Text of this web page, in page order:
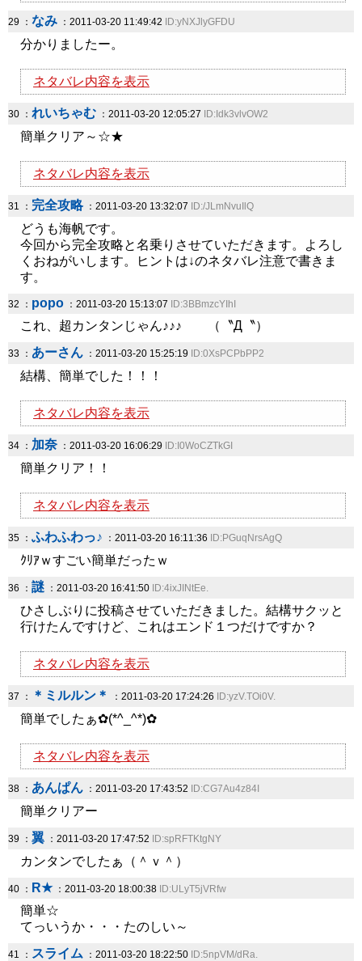
29 ： なみ ：2011-03-20 11:49:42 ID:yNXJlyGFDU
分かりましたー。
ネタバレ内容を表示
30 ： れいちゃむ ：2011-03-20 12:05:27 ID:Idk3vlvOW2
簡単クリア～☆★
ネタバレ内容を表示
31 ： 完全攻略：2011-03-20 13:32:07 ID:/JLmNvuIlQ
どうも海帆です。
今回から完全攻略と名乗りさせていただきます。よろし
くおねがいします。ヒントは↓のネタバレ注意で書きま
す。
32 ： popo ：2011-03-20 15:13:07 ID:3BBmzcYIhI
これ、超カンタンじゃん♪♪♪ （〝Д〝）
33 ： あーさん ：2011-03-20 15:25:19 ID:0XsPCPbPP2
結構、簡単でした！！！
ネタバレ内容を表示
34 ： 加奈 ：2011-03-20 16:06:29 ID:I0WoCZTkGI
簡単クリア！！
ネタバレ内容を表示
35 ： ふわふわっ♪ ：2011-03-20 16:11:36 ID:PGuqNrsAgQ
ｸﾘｱｗすごい簡単だったｗ
36 ： 謎 ：2011-03-20 16:41:50 ID:4ixJINtEe.
ひさしぶりに投稿させていただきました。結構サクッと
行けたんですけど、これはエンド１つだけですか？
ネタバレ内容を表示
37 ： ＊ミルルン＊ ：2011-03-20 17:24:26 ID:yzV.TOi0V.
簡単でしたぁ✿(*^_^*)✿
ネタバレ内容を表示
38 ： あんぱん ：2011-03-20 17:43:52 ID:CG7Au4z84I
簡単クリアー
39 ： 翼 ：2011-03-20 17:47:52 ID:spRFTKtgNY
カンタンでしたぁ（＾ｖ＾）
40 ： R★：2011-03-20 18:00:38 ID:ULyT5jVRfw
簡単☆
てっいうか・・・たのしい～
41 ： スライム ：2011-03-20 18:22:50 ID:5npVM/dRa.